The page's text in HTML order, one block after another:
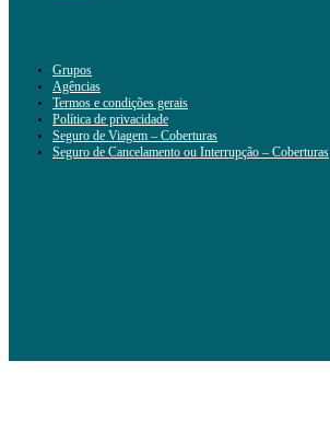
Grupos
Agências
Termos e condições gerais
Política de privacidade
Seguro de Viagem – Coberturas
Seguro de Cancelamento ou Interrupção – Coberturas